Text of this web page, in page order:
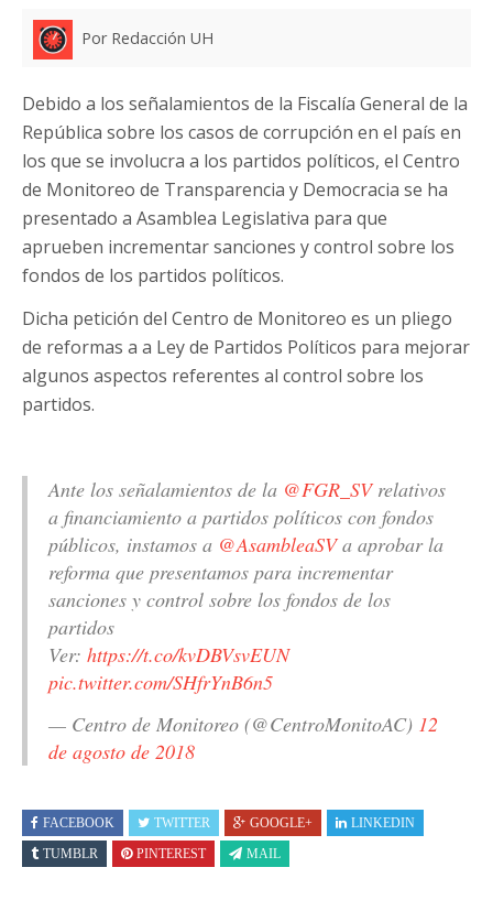
Por Redacción UH
Debido a los señalamientos de la Fiscalía General de la
República sobre los casos de corrupción en el país en
los que se involucra a los partidos políticos, el Centro
de Monitoreo de Transparencia y Democracia se ha
presentado a Asamblea Legislativa para que
aprueben incrementar sanciones y control sobre los
fondos de los partidos políticos.
Dicha petición del Centro de Monitoreo es un pliego
de reformas a a Ley de Partidos Políticos para mejorar
algunos aspectos referentes al control sobre los
partidos.
Ante los señalamientos de la @FGR_SVrelativos
a financiamiento a partidos políticos con fondos
públicos, instamos a @AsambleaSVa aprobar la
reforma que presentamos para incrementar
sanciones y control sobre los fondos de los
partidos
Ver: https://t.co/kvDBVsvEUN
pic.twitter.com/SHfrYnB6n5
— Centro de Monitoreo (@CentroMonitoAC) 12
de agosto de 2018
FACEBOOK TWITTER GOOGLE+
LINKEDIN
TUMBLR
PINTEREST MAIL